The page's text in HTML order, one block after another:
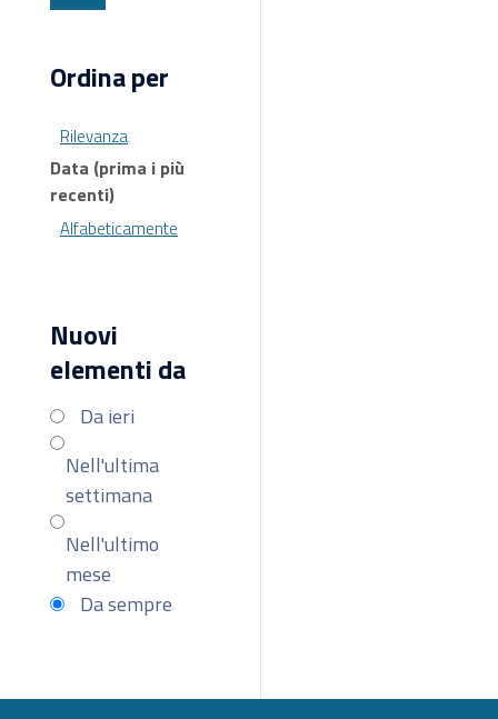
Ordina per
Rilevanza
Data (prima i più
recenti)
Alfabeticamente
Nuovi
elementi da
Da ieri
Nell'ultima
settimana
Nell'ultimo
mese
Da sempre